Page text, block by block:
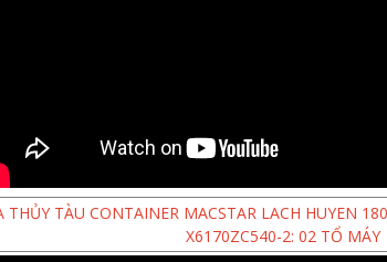
THỦY TÀU CONTAINER MACSTAR LACH HUYEN
X6170ZC540-2: 02 TỔ MÁY